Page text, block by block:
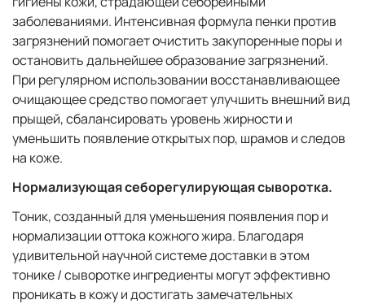
заболеваниями. Интенсивная формула пенки против
загрязнений помогает очистить закупоренные поры и
остановить дальнейшее образование загрязнений.
При регулярном использовании восстанавливающее
очищающее средство помогает улучшить внешний вид
прыщей, сбалансировать уровень жирности и
уменьшить появление открытых пор, шрамов и следов
на коже.
Нормализующая себорегулирующая сыворотка.
Тоник, созданный для уменьшения появления пор и
нормализации оттока кожного жира. Благодаря
удивительной научной системе доставки в этом
тонике / сыворотке ингредиенты могут эффективно
проникать в кожу и достигать замечательных